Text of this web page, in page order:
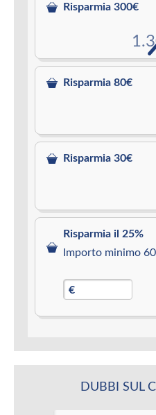
Risparmia 300€
Risparmia 80€
Risparmia 30€
Risparmia il 25%
Importo minimo
€
DUBBI SUL